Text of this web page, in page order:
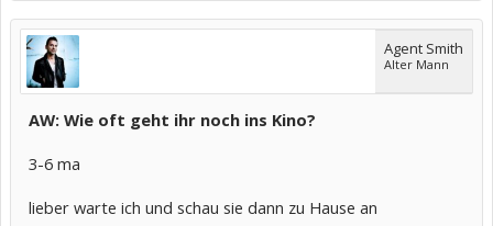
Agent Smith
Alter Mann
AW: Wie oft geht ihr noch ins Kino?
3-6 ma
lieber warte ich und schau sie dann zu Hause an